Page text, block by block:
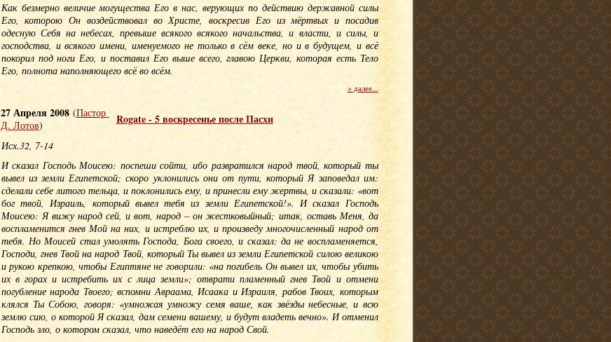
Как безмерно величие могущества Его в нас, верующих по действию державной силы
Его, которою Он воздействовал во Христе, воскресив Его из мёртвых и посадив
одесную Себя на небесах, превыше всякого всякого начальства, и власти, и силы, и
господства, и всякого имени, именуемого не только в сём веке, но и в будущем, и всё
покорил под ноги Его, и поставил Его выше всего, главою Церкви, которая есть Тело
Его, полнота наполняющего всё во всём.
> далее...
27 Апреля 2008 (Пастор
Д. Лотов) Rogate - 5 воскресенье после Пасхи
Исх.32, 7-14
И сказал Господь Моисею: поспеши сойти, ибо развратился народ твой, который ты
вывел из земли Египетской; скоро уклонились они от пути, который Я заповедал им:
сделали себе литого тельца, и поклонились ему, и принесли ему жертвы, и сказали: «вот
бог твой, Израиль, который вывел тебя из земли Египетской!». И сказал Господь
Моисею: Я вижу народ сей, и вот, народ – он жестковыйный; итак, оставь Меня, да
воспламенится гнев Мой на них, и истреблю их, и произведу многочисленный народ от
тебя. Но Моисей стал умолять Господа, Бога своего, и сказал: да не воспламеняется,
Господи, гнев Твой на народ Твой, который Ты вывел из земли Египетской силою великою
и рукою крепкою, чтобы Египтяне не говорили: «на погибель Он вывел их, чтобы убить
их в горах и истребить их с лица земли»; отврати пламенный гнев Твой и отмени
погубление народа Твоего; вспомни Авраама, Исаака и Израиля, рабов Твоих, которым
клялся Ты Собою, говоря: «умножая умножу семя ваше, как звёзды небесные, и всю
землю сию, о которой Я сказал, дам семени вашему, и будут владеть вечно». И отменил
Господь зло, о котором сказал, что наведёт его на народ Свой.